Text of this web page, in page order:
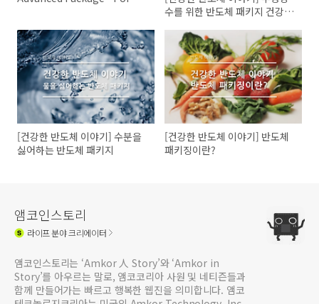
수를 위한 반도체 패키지 건강
[건강한 반도체 이야기] 수분을
싫어하는 반도체 패키지
[건강한 반도체 이야기] 반도체
패키징이란?
앰코인스토리
라이프분야 크리에이터
앰코인스토리는 ‘Amkor 人 Story’와 ‘Amkor in
Story’를 아우르는 말로, 앰코코리아 사원 및 네티즌들과
함께 만들어가는 빠르고 행복한 웹진을 의미합니다. 앰코